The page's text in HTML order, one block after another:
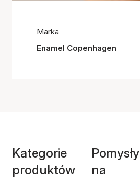
Marka
Enamel Copenhagen
Kategorie
produktów
Pomysły
na